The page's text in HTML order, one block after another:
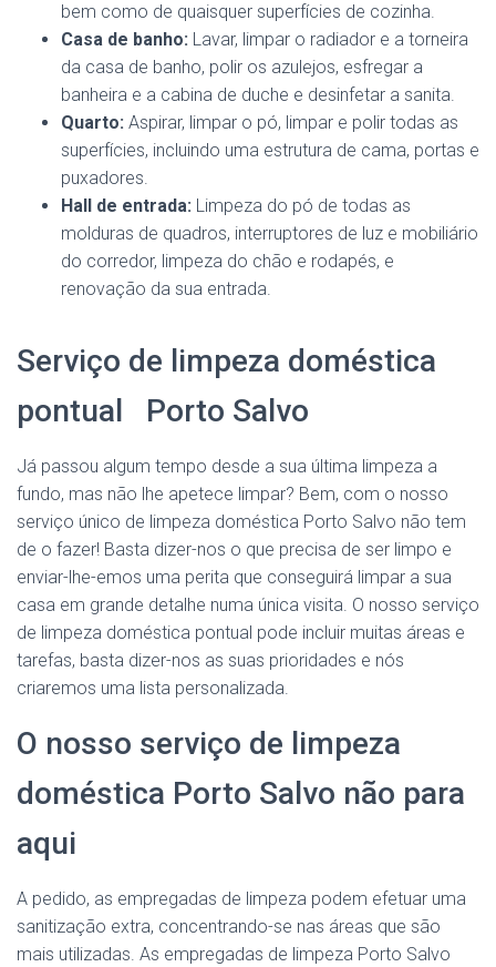
bem como de quaisquer superfícies de cozinha.
Casa de banho: Lavar, limpar o radiador e a torneira
da casa de banho, polir os azulejos, esfregar a
banheira e a cabina de duche e desinfetar a sanita.
Quarto: Aspirar, limpar o pó, limpar e polir todas as
superfícies, incluindo uma estrutura de cama, portas e
puxadores.
Hall de entrada: Limpeza do pó de todas as
molduras de quadros, interruptores de luz e mobiliário
do corredor, limpeza do chão e rodapés, e
renovação da sua entrada.
Serviço de limpeza doméstica
pontual Porto Salvo
Já passou algum tempo desde a sua última limpeza a
fundo, mas não lhe apetece limpar? Bem, com o nosso
serviço único de limpeza doméstica Porto Salvo não tem
de o fazer! Basta dizer-nos o que precisa de ser limpo e
enviar-lhe-emos uma perita que conseguirá limpar a sua
casa em grande detalhe numa única visita. O nosso serviço
de limpeza doméstica pontual pode incluir muitas áreas e
tarefas, basta dizer-nos as suas prioridades e nós
criaremos uma lista personalizada.
O nosso serviço de limpeza
doméstica Porto Salvo não para
aqui
A pedido, as empregadas de limpeza podem efetuar uma
sanitização extra, concentrando-se nas áreas que são
mais utilizadas. As empregadas de limpeza Porto Salvo